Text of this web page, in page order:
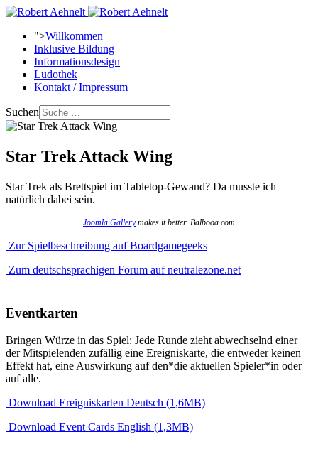
">Willkommen
Inklusive Bildung
Informationsdesign
Ludothek
Kontakt / Impressum
Suchen
Star Trek Attack Wing
Star Trek als Brettspiel im Tabletop-Gewand? Da musste ich
natürlich dabei sein.
Joomla Gallerymakes it better. Balbooa.com
Zur Spielbeschreibung auf Boardgamegeeks
Zum deutschsprachigen Forum auf neutralezone.net
Eventkarten
Bringen Würze in das Spiel: Jede Runde zieht abwechselnd einer
der Mitspielenden zufällig eine Ereigniskarte, die entweder keinen
Effekt hat, eine Auswirkung auf den*die aktuellen Spieler*in oder
auf alle.
Download Ereigniskarten Deutsch (1,6MB)
Download Event Cards English (1,3MB)